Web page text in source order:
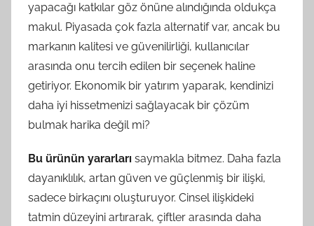
yapacağı katkılar göz önüne alındığında oldukça
makul. Piyasada çok fazla alternatif var, ancak bu
markanın kalitesi ve güvenilirliği, kullanıcılar
arasında onu tercih edilen bir seçenek haline
getiriyor. Ekonomik bir yatırım yaparak, kendinizi
daha iyi hissetmenizi sağlayacak bir çözüm
bulmak harika değil mi?
Bu ürünün yararları saymakla bitmez. Daha fazla
dayanıklılık, artan güven ve güçlenmiş bir ilişki,
sadece birkaçını oluşturuyor. Cinsel ilişkideki
tatmin düzeyini artırarak, çiftler arasında daha